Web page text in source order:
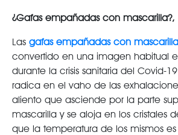
¿Gafas empañadas con
Las gafas empañadas con mascarilla
convertido en una imagen habitual
durante la crisis sanitaria del Covid-
radica en el vaho de las
aliento que asciende por la parte
mascarilla y se aloja en los cristales
que la temperatura de los mismos es